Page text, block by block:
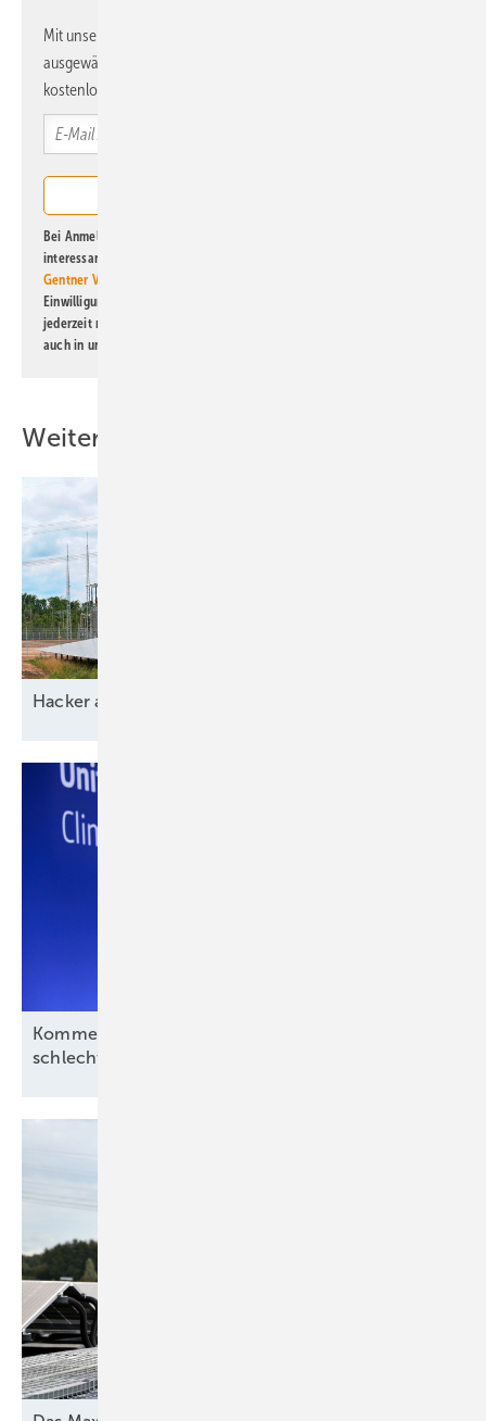
Mit unserem Newsletter erhalten Sie regelmäßig von uns
ausgewählte Informationen und Neuigkeiten, gebündelt und
kostenlos direkt ins Postfach.
Bei Anmeldung zu diesem Newsletter bin ich damit einverstanden, über
interessante Verlags- und Online-Angebote
Gentner Verlag GmbH & Co. KG
Einwilligung kann ich jederzeit widerrufen und eine Abmeldung ist
jederzeit möglich. Informationen zum Umgang mit Daten finden Sie
auch in unserer
Weitere Inhalte
Ha ckeraussp erren
Kommentar: Aus für Revolution Wind nach
schlechtem Deal, aber kein